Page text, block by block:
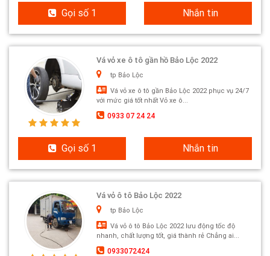
Gọi số 1 Nhắn tin
Vá vỏ xe ô tô gần hồ Bảo Lộc 2022
tp Bảo Lộc
Vá vỏ xe ô tô gần Bảo Lộc 2022 phục vụ 24/7
với mức giá tốt nhất Vỏ xe ô...
0933 07 24 24
Gọi số 1 Nhắn tin
Vá vỏ ô tô Bảo Lộc 2022
tp Bảo Lộc
Vá vỏ ô tô Bảo Lộc 2022 lưu động tốc độ
nhanh, chất lượng tốt, giá thành rẻ Chẳng ai...
0933072424